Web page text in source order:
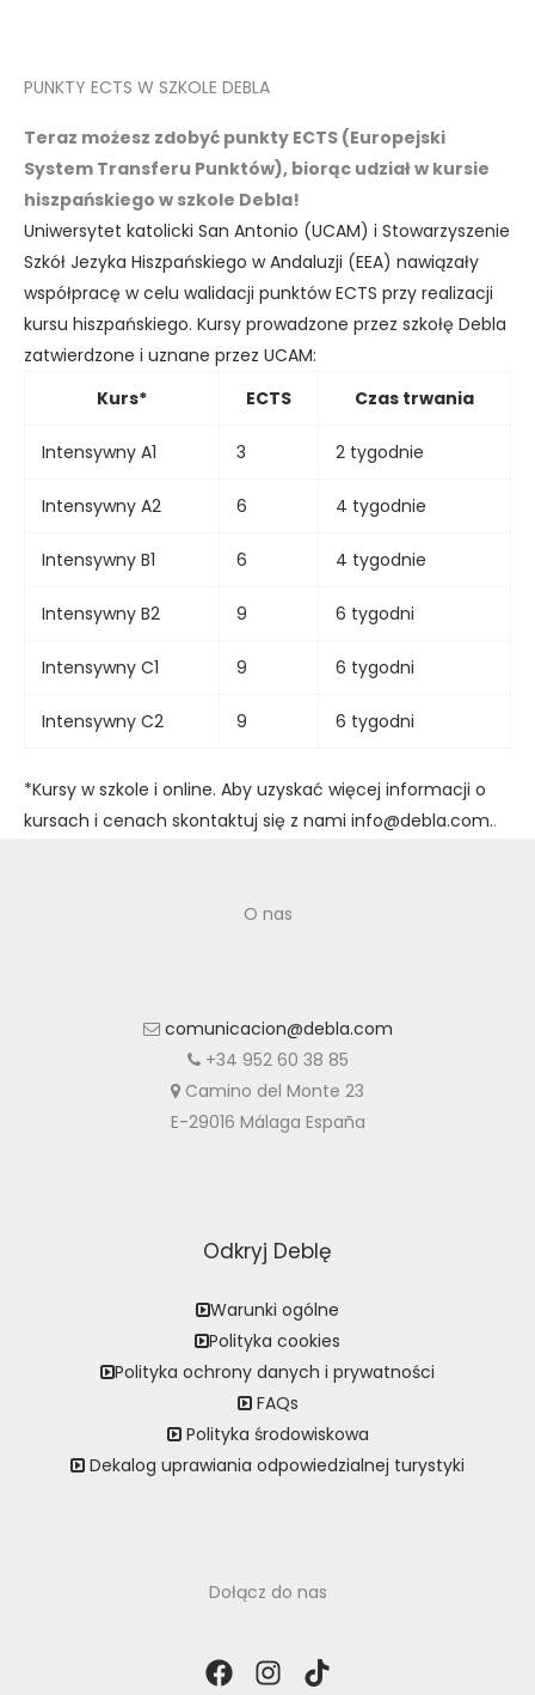
PUNKTY ECTS W SZKOLE DEBLA
Teraz możesz zdobyć punkty ECTS (Europejski
System Transferu Punktów), biorąc udział w kursie
hiszpańskiego w szkole Debla!
Uniwersytet katolicki San Antonio (UCAM) i Stowarzyszenie
Szkół Jezyka Hiszpańskiego w Andaluzji (EEA) nawiązały
współpracę w celu walidacji punktów ECTS przy realizacji
kursu hiszpańskiego. Kursy prowadzone przez szkołę Debla
zatwierdzone i uznane przez UCAM:
Kurs*
ECTS Czas trwania
Intensywny A1 3 2 tygodnie
Intensywny A2 6 4 tygodnie
Intensywny B1 6 4 tygodnie
Intensywny B2 9 6 tygodni
Intensywny C1 9 6 tygodni
Intensywny C2 9 6 tygodni
*Kursy w szkole i online. Aby uzyskać więcej informacji o
kursach i cenach skontaktuj się z nami info@debla.com..
O nas
comunicacion@debla.com
+34 952 60 38 85
Camino del Monte 23
E-29016 Málaga España
Odkryj Deblę
Warunki ogólne
Polityka cookies
Polityka ochrony danych i prywatności
FAQs
Polityka środowiskowa
Dekalog uprawiania odpowiedzialnej turystyki
Dołącz do nas